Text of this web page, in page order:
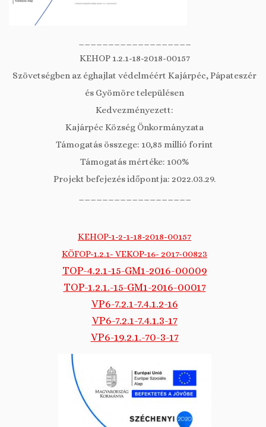
KEHOP 1.2.1-18-2018-00157
Szövetségben az éghajlat védelméért Kajárpéc, Pápateszér
és Gyömöre településen
Kedvezményezett:
Kajárpéc Község Önkormányzata
Támogatás összege: 10,85 millió forint
Támogatás mértéke: 100%
Projekt befejezés időpontja: 2022.03.29.
KEHOP-1-2-1-18-2018-00157
KÖFOP-1.2.1- VEKOP-16- 2017-00823
TOP-4.2.1-15-GM1-2016-00009
TOP-1.2.1.-15-GM1-2016-00017
VP6-7.2.1-7.4.1.2-16
VP6-7.2.1-7.4.1.3-17
VP6-19.2.1.-70-3-17